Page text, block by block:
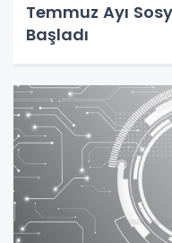
Temmuz Ayı
Başladı